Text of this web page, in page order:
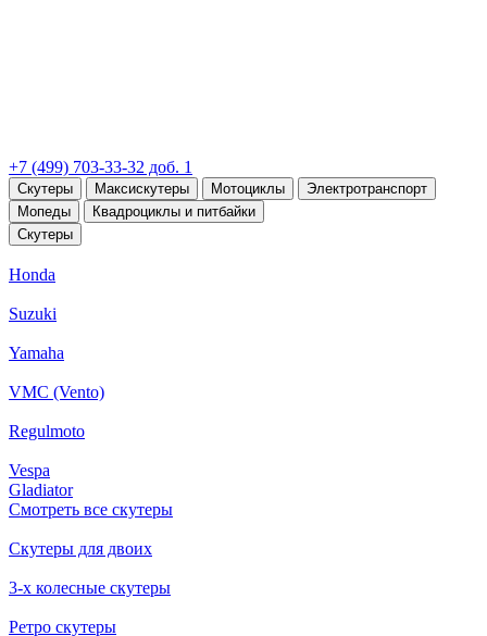
+7 (499) 703-33-32 доб. 1
Скутеры Максискутеры Мотоциклы
Электротранспорт
Мопеды
Квадроциклы и питбайки
Скутеры
Honda
Suzuki
Yamaha
VMC (Vento)
Regulmoto
Vespa
Gladiator
Смотреть все скутеры
Скутеры для двоих
3-х колесные скутеры
Ретро скутеры